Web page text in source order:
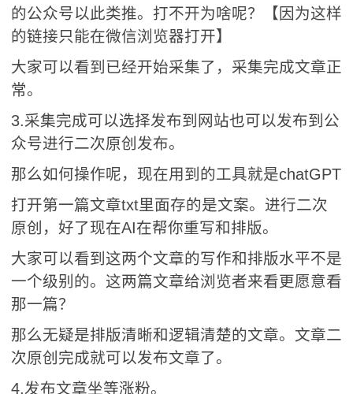
的公众号以此类推。打不开为啥呢？【因为这样
的链接只能在微信浏览器打开】
大家可以看到已经开始采集了，采集完成文章正
常。
3.采集完成可以选择发布到网站也可以发布到公
众号进行二次原创发布。
那么如何操作呢，现在用到的工具就是chatGPT
打开第一篇文章txt里面存的是文案。进行二次
原创，好了现在AI在帮你重写和排版。
大家可以看到这两个文章的写作和排版水平不是
一个级别的。这两篇文章给浏览者来看更愿意看
那一篇？
那么无疑是排版清晰和逻辑清楚的文章。文章二
次原创完成就可以发布文章了。
4.发布文章坐等涨粉。